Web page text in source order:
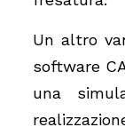
Un altro
software
una